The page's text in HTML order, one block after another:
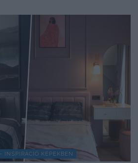
INSPIRÁCIÓ KÉPEKBEN